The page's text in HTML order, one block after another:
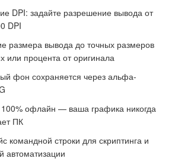
DPI: задайте разрешение вывода от
DPI
размера вывода до точных размеров
или процента от оригинала
фон сохраняется через альфа-
100% офлайн — ваша графика никогда
ПК
командной строки для скриптинга и
автоматизации